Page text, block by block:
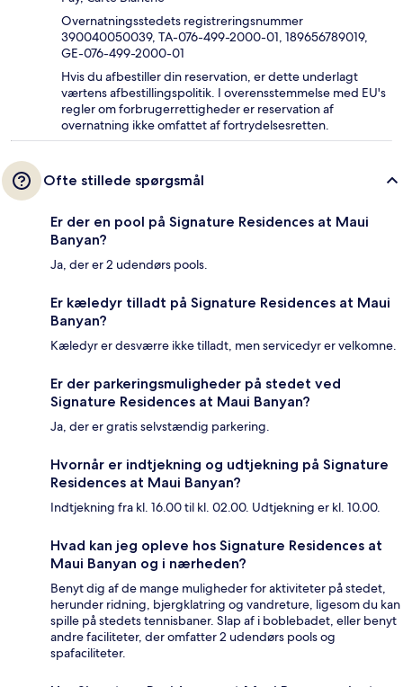
Overnatningsstedets registreringsnummer
390040050039, TA-076-499-2000-01, 189656789019,
GE-076-499-2000-01
Hvis du afbestiller din reservation, er dette underlagt
værtens afbestillingspolitik. I overensstemmelse med EU's
regler om forbrugerrettigheder er reservation af
overnatning ikke omfattet af fortrydelsesretten.
Ofte stillede spørgsmål
Er der en pool på Signature Residences at Maui
Banyan?
Ja, der er 2 udendørs pools.
Er kæledyr tilladt på Signature Residences at Maui
Banyan?
Kæledyr er desværre ikke tilladt, men servicedyr er velkomne.
Er der parkeringsmuligheder på stedet ved
Signature Residences at Maui Banyan?
Ja, der er gratis selvstændig parkering.
Hvornår er indtjekning og udtjekning på Signature
Residences at Maui Banyan?
Indtjekning fra kl. 16.00 til kl. 02.00. Udtjekning er kl. 10.00.
Hvad kan jeg opleve hos Signature Residences at
Maui Banyan og i nærheden?
Benyt dig af de mange muligheder for aktiviteter på stedet,
herunder ridning, bjergklatring og vandreture, ligesom du kan
spille på stedets tennisbaner. Slap af i boblebadet, eller benyt
andre faciliteter, der omfatter 2 udendørs pools og
spafaciliteter.